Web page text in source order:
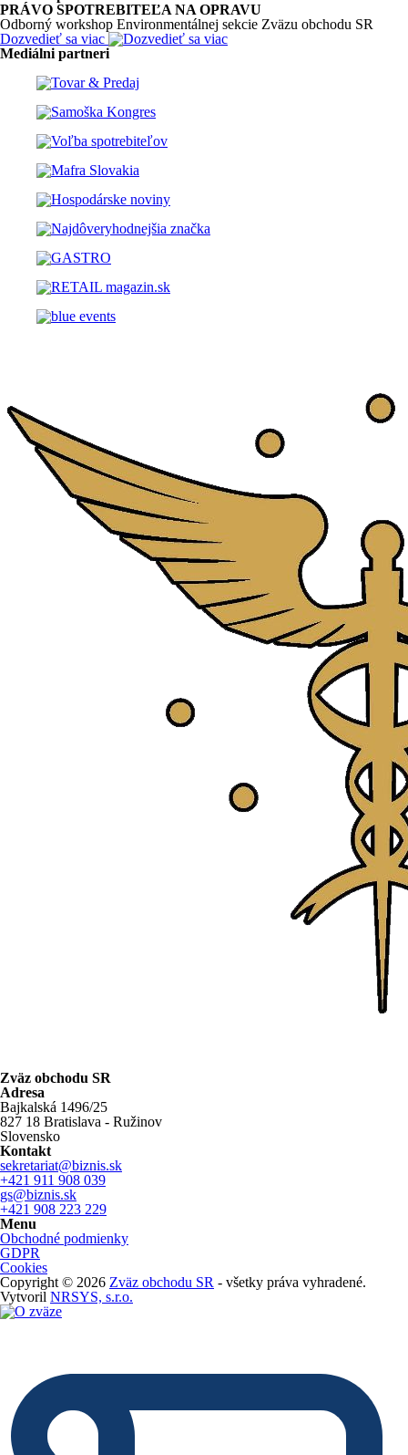
PRÁVO SPOTREBITEĽA NA OPRAVU
Odborný workshop Environmentálnej sekcie Zväzu obchodu SR
Dozvedieť sa viac
Mediálni partneri
Zväz obchodu SR
Adresa
Bajkalská 1496/25
827 18 Bratislava - Ružinov
Slovensko
Kontakt
sekretariat@biznis.sk
+421 911 908 039
gs@biznis.sk
+421 908 223 229
Menu
Obchodné podmienky
GDPR
Cookies
Copyright © 2026 Zväz obchodu SR - všetky práva vyhradené.
Vytvoril NRSYS, s.r.o.